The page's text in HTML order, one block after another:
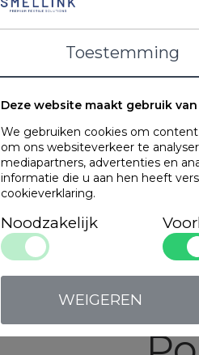
Toestemming
Deze website maakt gebruik
We gebruiken cookies om
om ons websiteverkeer te
mediapartners, advertenties en
informatie die u aan hen heeft
cookieverklaring.
Noodzakelijk
WEIGEREN